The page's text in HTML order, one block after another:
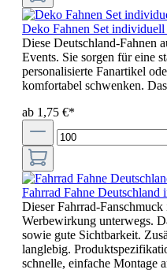
Deko Fahnen Set
Diese Deutschland-Fahnen
Events. Sie sorgen für eine
personalisierte Fanartikel
komfortabel schwenken.
ab 1,75 €*
Fahrrad Fahne
Dieser Fahrrad-
Werbewirkung unterwegs.
sowie gute Sichtbarkeit.
langlebig.
schnelle, einfache Montage